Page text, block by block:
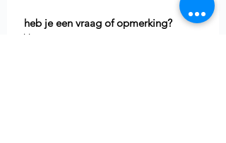
heb je een vraag of opmerking?
Voornaam